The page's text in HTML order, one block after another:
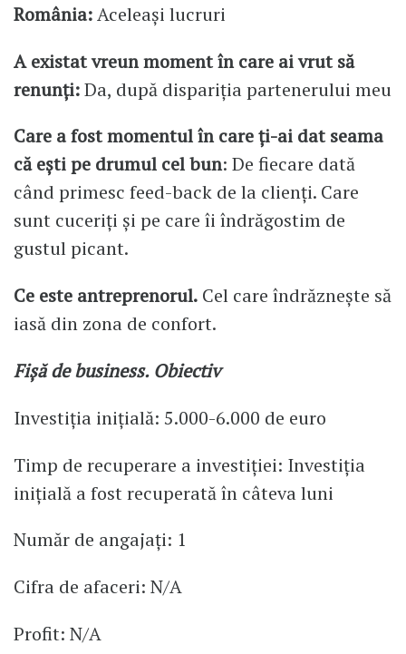
România:Aceleași lucruri
A existat vreun moment în care ai vrut să
renunți:Da, după dispariția partenerului meu
Care a fost momentul în care ți-ai dat seama
că ești pe drumul cel bun: De fiecare dată
când primesc feed-back de la clienți. Care
sunt cuceriți și pe care îi îndrăgostim de
gustul picant.
Ce este antreprenorul. Cel care îndrăznește să
iasă din zona de confort.
Fișă de business. Obiectiv
Investiția inițială: 5.000-6.000 de euro
Timp de recuperare a investiției: Investiția
inițială a fost recuperată în câteva luni
Număr de angajați: 1
Cifra de afaceri: N/A
Profit: N/A